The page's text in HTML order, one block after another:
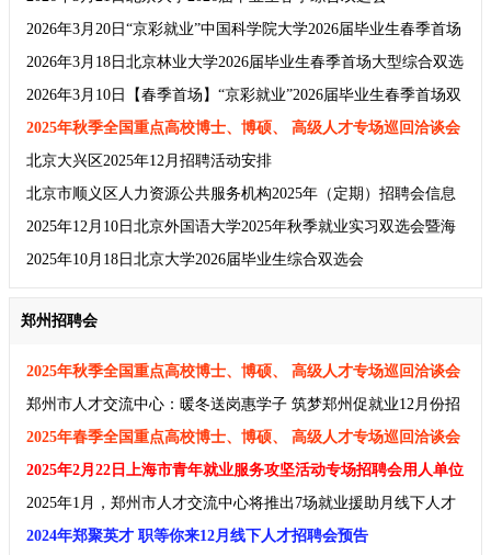
2026年3月20日“京彩就业”中国科学院大学2026届毕业生春季首场
双选会
2026年3月18日北京林业大学2026届毕业生春季首场大型综合双选
会暨“京彩就业”学院路片区联合专场双选会
2026年3月10日【春季首场】“京彩就业”2026届毕业生春季首场双
选会
2025年秋季全国重点高校博士、博硕、 高级人才专场巡回洽谈会
及招聘会企业邀请函
北京大兴区2025年12月招聘活动安排
北京市顺义区人力资源公共服务机构2025年（定期）招聘会信息
2025年12月10日北京外国语大学2025年秋季就业实习双选会暨海
淀区中南片区高校联合校企对接会
2025年10月18日北京大学2026届毕业生综合双选会
郑州招聘会
2025年秋季全国重点高校博士、博硕、 高级人才专场巡回洽谈会
及招聘会企业邀请函
郑州市人才交流中心：暖冬送岗惠学子 筑梦郑州促就业12月份招
聘会安排
2025年春季全国重点高校博士、博硕、 高级人才专场巡回洽谈会
及招聘会
2025年2月22日上海市青年就业服务攻坚活动专场招聘会用人单位
邀请函(上海春季招聘会)
2025年1月，郑州市人才交流中心将推出7场就业援助月线下人才
招聘会
2024年郑聚英才 职等你来12月线下人才招聘会预告